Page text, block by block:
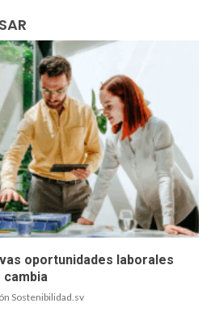
oportunidades laborales
cambia
Sostenibilidad.sv